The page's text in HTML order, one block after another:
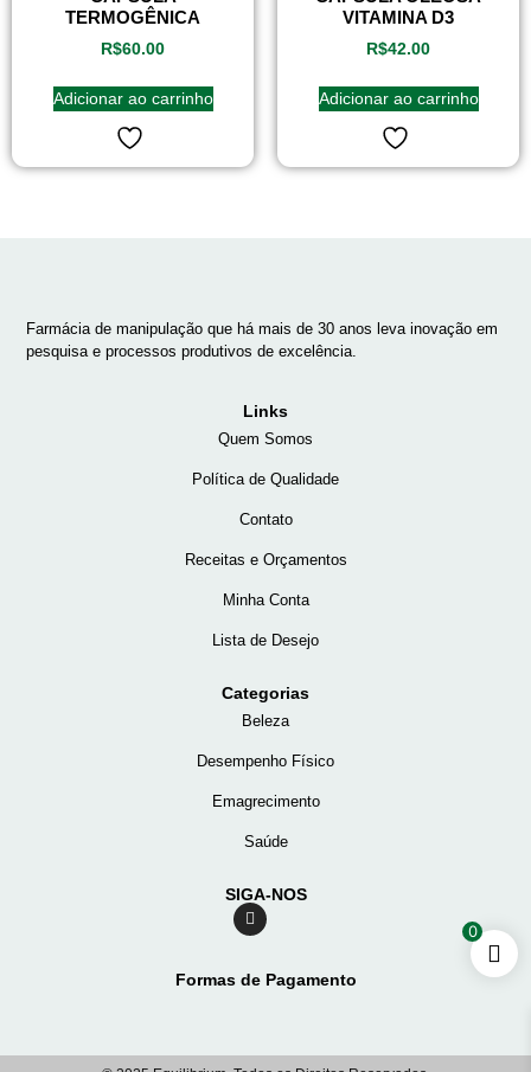
TERMOGÊNICA
R$60.00
Adicionar ao carrinho
VITAMINA D3
R$42.00
Adicionar ao carrinho
Farmácia de manipulação que há mais de 30 anos leva inovação em
pesquisa e processos produtivos de excelência.
Links
Quem Somos
Política de Qualidade
Contato
Receitas e Orçamentos
Minha Conta
Lista de Desejo
Categorias
Beleza
Desempenho Físico
Emagrecimento
Saúde
SIGA-NOS
Formas de Pagamento
0